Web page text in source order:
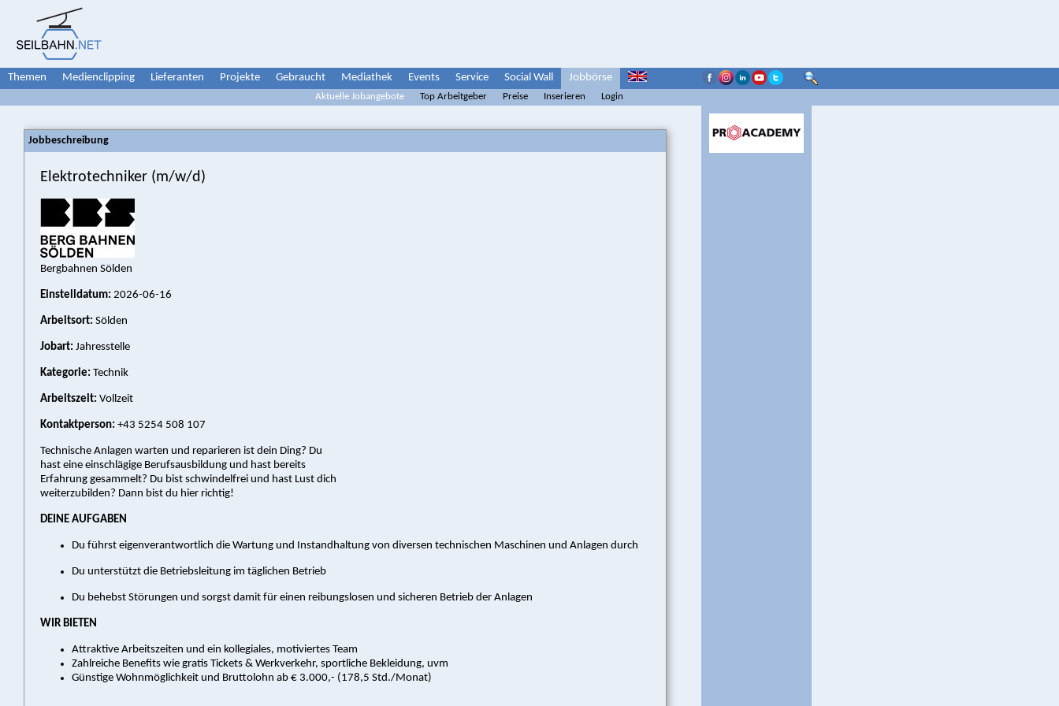
Themen Medienclipping Lieferanten Projekte Gebraucht Mediathek Events Service Social Wall Jobbörse
Aktuelle Jobangebote Top Arbeitgeber Preise Inserieren Login
Jobbeschreibung
Elektrotechniker (m/w/d)
Bergbahnen Sölden
Einstelldatum: 2026-06-16
Arbeitsort: Sölden
Jobart: Jahresstelle
Kategorie: Technik
Arbeitszeit: Vollzeit
Kontaktperson: +43 5254 508 107
Technische Anlagen warten und reparieren ist dein Ding? Du
hast eine einschlägige Berufsausbildung und hast bereits
Erfahrung gesammelt? Du bist schwindelfrei und hast Lust dich
weiterzubilden? Dann bist du hier richtig!
DEINE AUFGABEN
Du führst eigenverantwortlich die Wartung und Instandhaltung von diversen technischen Maschinen und Anlagen durch
Du unterstützt die Betriebsleitung im täglichen Betrieb
Du behebst Störungen und sorgst damit für einen reibungslosen und sicheren Betrieb der Anlagen
WIR BIETEN
Attraktive Arbeitszeiten und ein kollegiales, motiviertes Team
Zahlreiche Benefits wie gratis Tickets & Werkverkehr, sportliche Bekleidung, uvm
Günstige Wohnmöglichkeit und Bruttolohn ab € 3.000,- (178,5 Std./Monat)